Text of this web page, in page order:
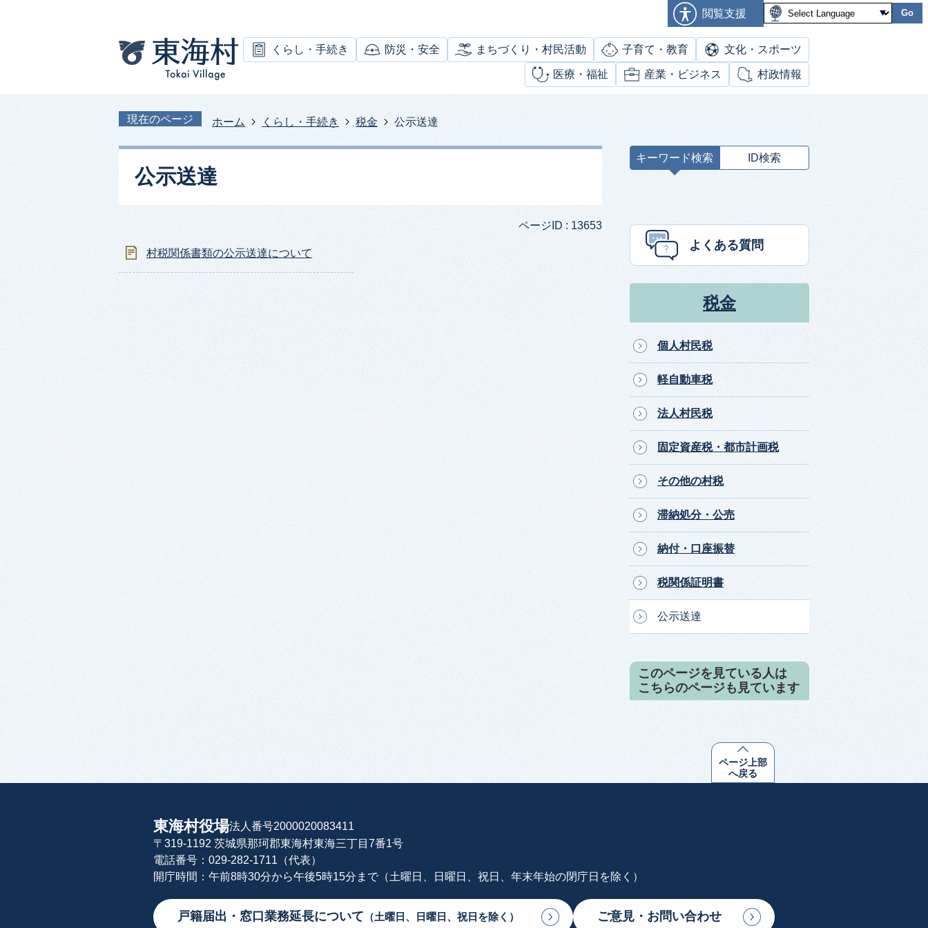
閲覧支援 Go
くらし・手続き 防災・安全 まちづくり・村民活動 子育て・教育 文化・スポーツ
医療・福祉 産業・ビジネス 村政情報
現在のページ ホーム くらし・手続き 税金 公示送達
公示送達
ページID : 13653
村税関係書類の公示送達について
キーワード検索 ID検索
ー
よくある質問
税金
個人村民税
軽自動車税
法人村民税
固定資産税・都市計画税
その他の村税
滞納処分・公売
納付・口座振替
税関係証明書
公示送達
このページを見ている人は
こちらのページも見ています
ページ上部
へ戻る
東海村役場法人番号2000020083411
〒319-1192 茨城県那珂郡東海村東海三丁目7番1号
電話番号：029-282-1711（代表）
開庁時間：午前8時30分から午後5時15分まで（土曜日、日曜日、祝日、年末年始の閉庁日を除く）
戸籍届出・窓口業務延長について （土曜日、日曜日、祝日を除く） ご意見・お問い合わせ